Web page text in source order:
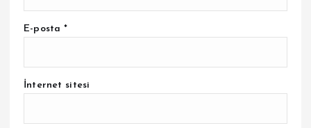
E-posta*
İnternet sitesi